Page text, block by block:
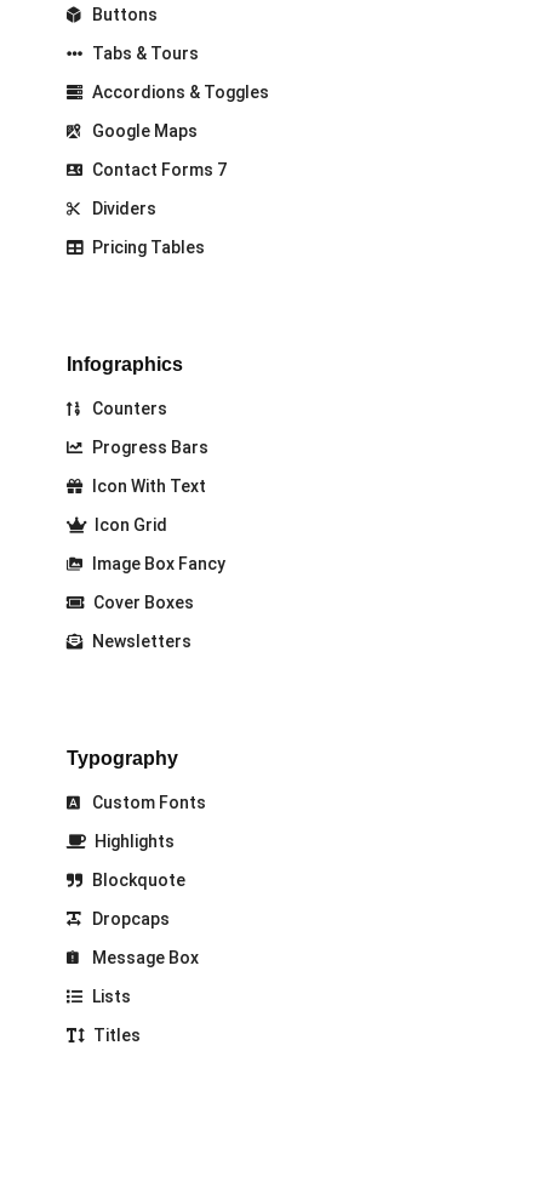
Buttons
Tabs & Tours
Accordions & Toggles
Google Maps
Contact Forms 7
Dividers
Pricing Tables
Infographics
Counters
Progress Bars
Icon With Text
Icon Grid
Image Box Fancy
Cover Boxes
Newsletters
Typography
Custom Fonts
Highlights
Blockquote
Dropcaps
Message Box
Lists
Titles